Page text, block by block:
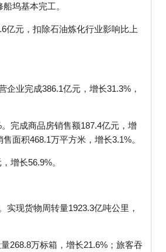
坞基本完工。
亿元，扣除石油炼化行业影响比上
业完成386.1亿元，增长31.3%，
完成商品房销售额187.4亿元，增
面积468.1万平方米，增长3.1%。
增长56.9%。
现货物周转量1923.3亿吨公里，
268.8万标箱，增长21.6%；旅客吞